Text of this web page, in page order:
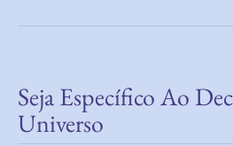
Seja Específico Ao
Universo